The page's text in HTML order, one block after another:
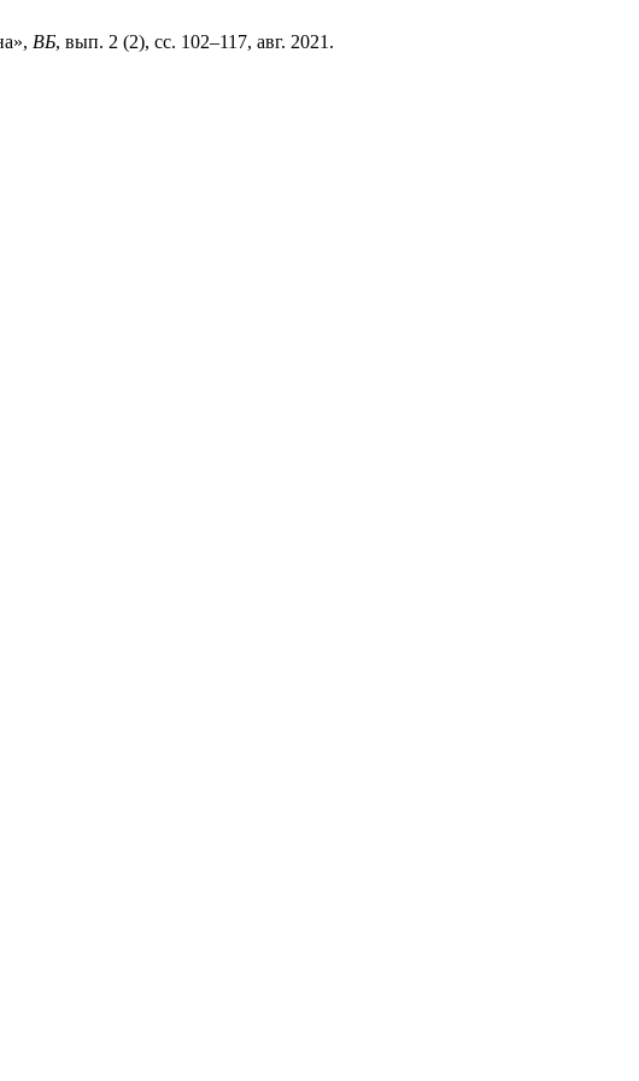
ВБ, вып. 2 (2), сс. 102–117, авг. 2021.